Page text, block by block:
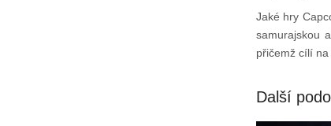
Jaké hry
samurajskou
přičemž cílí
Další